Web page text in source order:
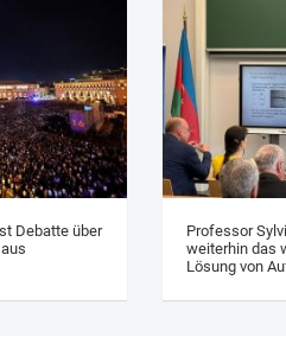
Debatte über
Professor
weiterhin das
Lösung von